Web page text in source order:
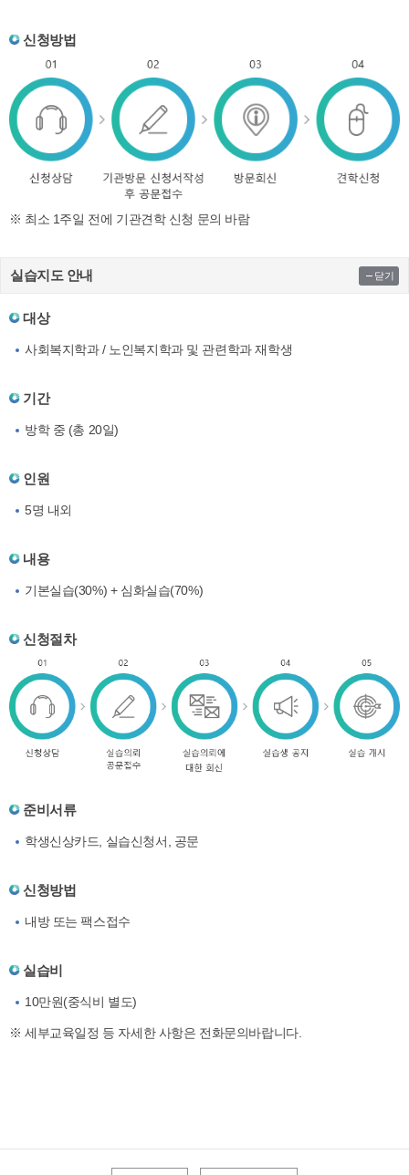
신청방법
※ 최소 1주일 전에 기관견학 신청 문의 바람
실습지도 안내 닫기
대상
사회복지학과 / 노인복지학과 및 관련학과 재학생
기간
방학 중 (총 20일)
인원
5명 내외
내용
기본실습(30%) + 심화실습(70%)
신청절차
준비서류
학생신상카드, 실습신청서, 공문
신청방법
내방 또는 팩스접수
실습비
10만원(중식비 별도)
※ 세부교육일정 등 자세한 사항은 전화문의바랍니다.